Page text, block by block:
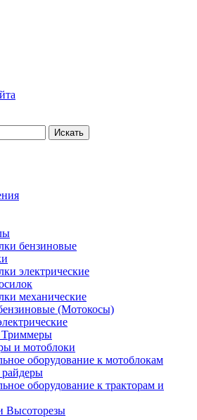
бензиновые
электрические
механические
(Мотокосы)
Триммеры
и мотоблоки
оборудование к мотоблокам
оборудование к тракторам и
Высоторезы